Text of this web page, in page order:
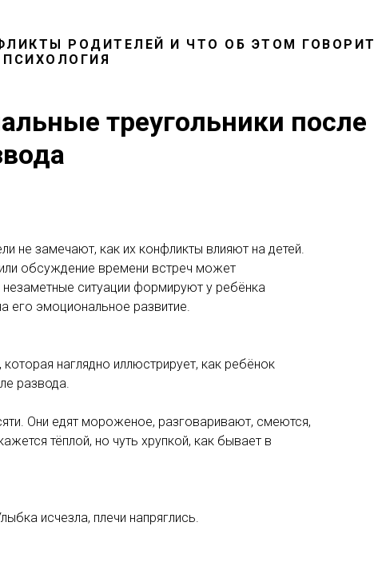
РОДИТЕЛЕЙ И ЧТО ОБ ЭТОМ ГОВОРИТ
треугольники после
не замечают, как их конфликты влияют на детей.
обсуждение времени встреч может
ситуации формируют у ребёнка
его эмоциональное развитие.
наглядно иллюстрирует, как ребёнок
развода.
Они едят мороженое, разговаривают, смеются,
тёплой, но чуть хрупкой, как бывает в
исчезла, плечи напряглись.